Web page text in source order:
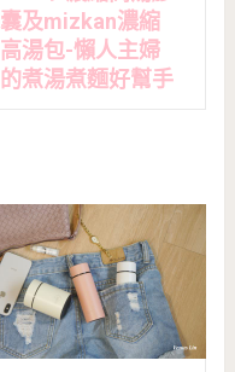
囊及mizkan濃縮
高湯包-懶人主婦
的煮湯煮麵好幫手